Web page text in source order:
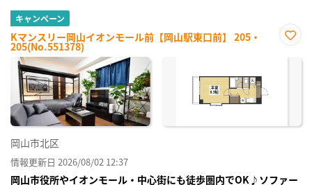
キャンペーン
Kマンスリー岡山イオンモール前【岡山駅東口前】 205・
205(No.551378)
に入
岡山市北区
情報更新日 2026/08/02 12:37
岡山市役所やイオンモール・中心街にも徒歩圏内でOK♪ソファー